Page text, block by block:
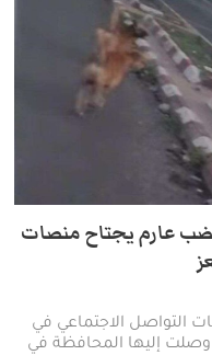
عارم يجتاح منصات
الاجتماعي في
وصلت إليها المحافظة في